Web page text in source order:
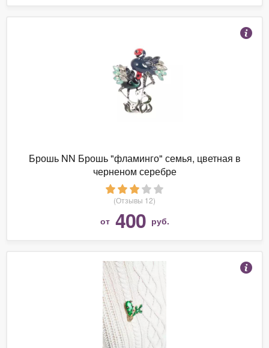
Брошь NN Брошь "фламинго" семья, цветная в
черненом серебре
(Отзывы 12)
от 400 руб.